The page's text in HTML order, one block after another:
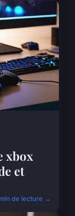
xbox
et
de lecture →